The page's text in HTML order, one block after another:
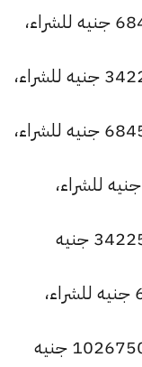
أسعار الذهب عيار 21 وزن 1 جرام 6845 جنيه للشراء،
أسعار الذهب عيار 21 وزن 5 جرام 34225 جنيه للشراء،
سعر الذهب عيار 21 وزن 10 جرام 68450 جنيه للشراء،
سعر عيار 21 وزن 25 جرام 171125 جنيه للشراء،
سعر الذهب عيار 21 وزن 50 جرام 342250 جنيه
سعر عيار 21 وزن 100 جرام 684500 جنيه للشراء،
سعر الذهب عيار 21 وزن 150 جرام 1026750 جنيه